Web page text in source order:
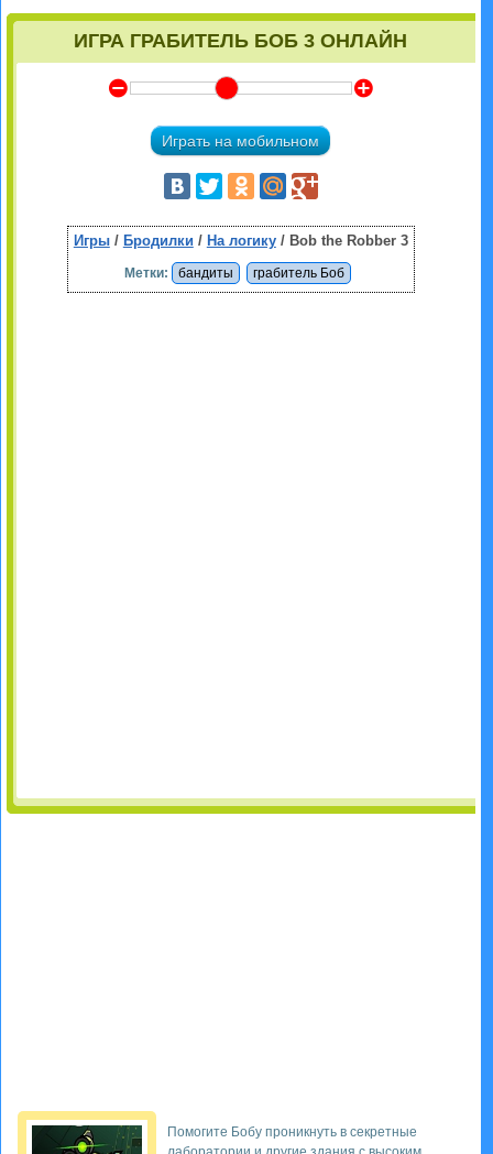
ИГРА ГРАБИТЕЛЬ БОБ 3 ОНЛАЙН
Y Z
Играть на мобильном
Игры/ Бродилки / На логику/ Bob the Robber 3
Метки: бандиты грабитель Боб
Помогите Бобу проникнуть в секретные